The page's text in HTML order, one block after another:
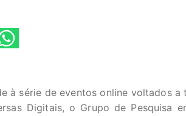
à série de eventos online voltados
Digitais, o Grupo de Pesquisa